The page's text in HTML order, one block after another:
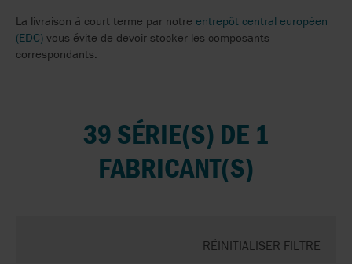
La livraison à court terme par notre entrepôt central européen
(EDC) vous évite de devoir stocker les composants
correspondants.
39 SÉRIE(S) DE 1
FABRICANT(S)
RÉINITIALISER FILTRE